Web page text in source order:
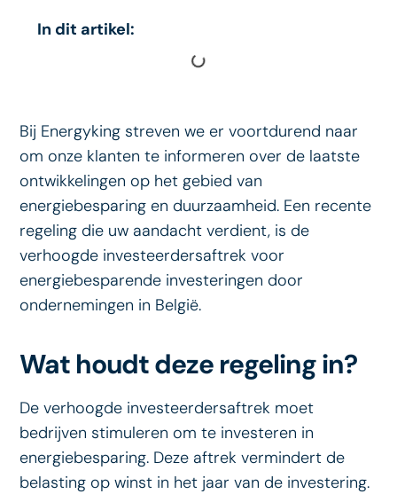
In dit artikel:
Bij Energyking streven we er voortdurend naar
om onze klanten te informeren over de laatste
ontwikkelingen op het gebied van
energiebesparing en duurzaamheid. Een recente
regeling die uw aandacht verdient, is de
verhoogde investeerdersaftrek voor
energiebesparende investeringen door
ondernemingen in België.
Wat houdt deze regeling in?
De verhoogde investeerdersaftrek moet
bedrijven stimuleren om te investeren in
energiebesparing. Deze aftrek vermindert de
belasting op winst in het jaar van de investering.